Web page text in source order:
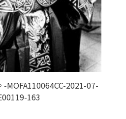
MOFA110064CC-2021-07-
163